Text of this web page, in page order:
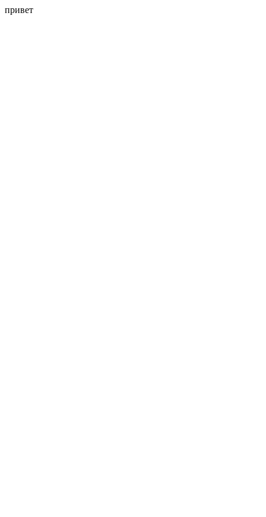
привет